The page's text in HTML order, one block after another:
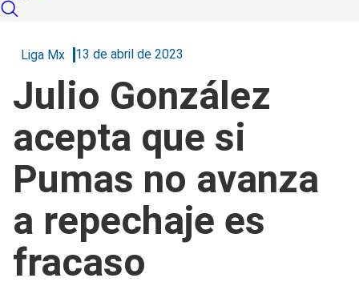
Liga Mx 13 de abril de 2023
Julio González
acepta que si
Pumas no avanza
a repechaje es
fracaso